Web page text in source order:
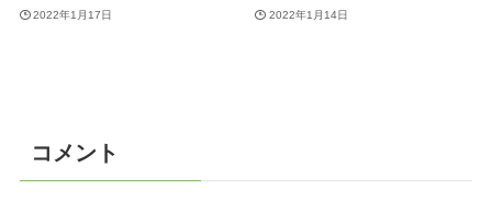
2022年1月17日 2022年1月14日
コメント